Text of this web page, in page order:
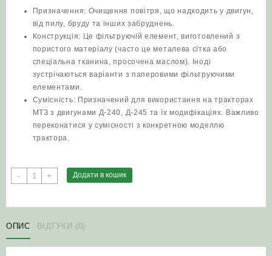
Призначення: Очищення повітря, що надходить у двигун,
від пилу, бруду та інших забруднень.
Конструкція: Це фільтруючій елемент, виготовлений з
пористого матеріалу (часто це металева сітка або
спеціальна тканина, просочена маслом). Іноді
зустрічаються варіанти з паперовими фільтруючими
елементами.
Сумісність: Призначений для використання на тракторах
МТЗ з двигунами Д-240, Д-245 та їх модифікаціях. Важливо
переконатися у сумісності з конкретною моделлю
трактора.
-
Елемент
повітряного
1109165
(КВ-245)
+ Додати в кошик
ОПИС ВІДГУКИ (0)